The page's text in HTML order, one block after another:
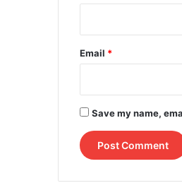
Email *
Save my name,